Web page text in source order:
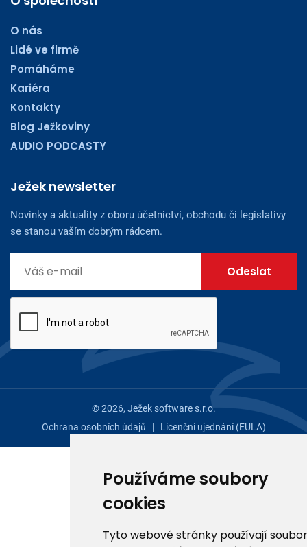
Používáme soubory
cookies
Tyto webové stránky používají
O nás
Lidé ve firmě
Pomáháme
Kariéra
Kontakty
Blog Ježkoviny
AUDIO PODCASTY
Ježek newsletter
Novinky a aktuality z oboru účetnictví, obchodu či legislativy
se stanou vaším dobrým rádcem.
© 2026, Ježek software s.r.o.
Ochrana osobních údajů | Licenční ujednání (EULA)